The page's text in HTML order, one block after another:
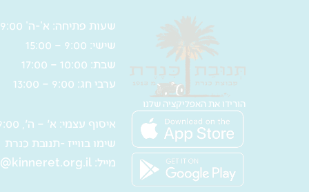
הורידו את האפליקציה שלנו
שעות פתיחה: א’-ה’ 9:00 – 17:00
שישי: 9:00 – 15:00
שבת: 10:00 – 17:00
ערבי חג: 9:00 – 13:00
איסוף עצמי: א' – ה', 9:00 – 16:00
שימו בווייז -תנובת כנרת
מייל: